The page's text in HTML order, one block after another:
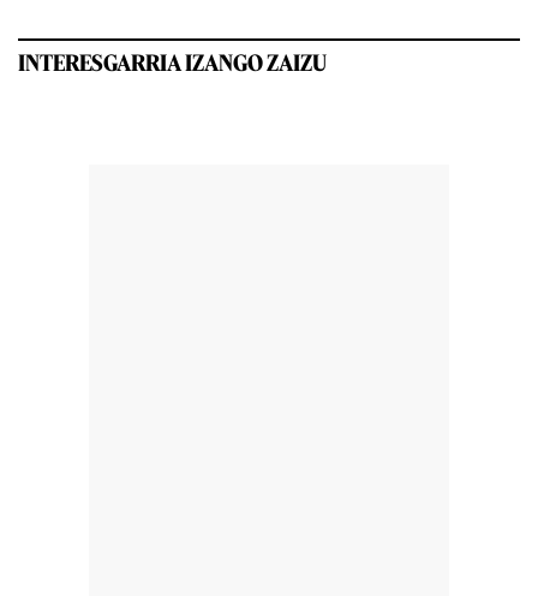
INTERESGARRIA IZANGO ZAIZU